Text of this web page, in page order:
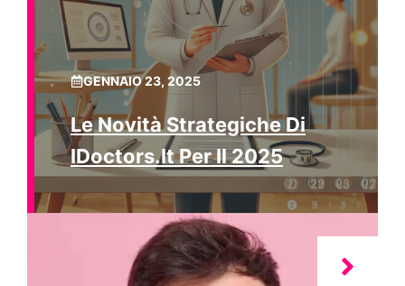
GENNAIO 23, 2025
Le Novità Strategiche Di
IDoctors.it Per Il 2025